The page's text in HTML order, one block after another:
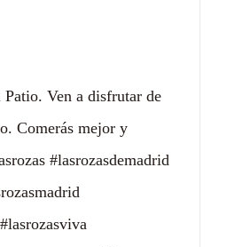
Patio. Ven a disfrutar de
Comerás mejor y
#lasrozasdemadrid